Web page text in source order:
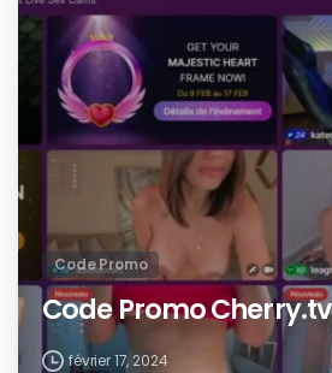
Code Promo
Code Promo Cherry.tv
février 17, 2024